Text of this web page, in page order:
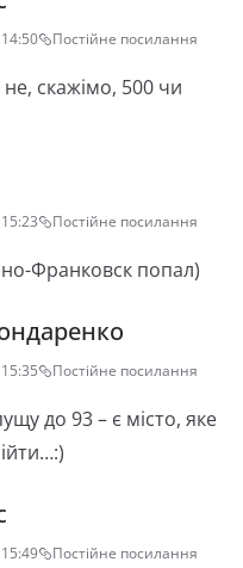
Постійне посилання
скажімо, 500 чи
Постійне посилання
Франковск попал)
Постійне посилання
до 93 – є місто, яке
Постійне посилання